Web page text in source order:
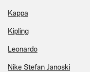
Kappa
Kipling
Leonardo
Nike Stefan Janoski